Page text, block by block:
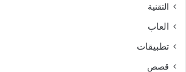
التقنية
العاب
تطبيقات
قصص